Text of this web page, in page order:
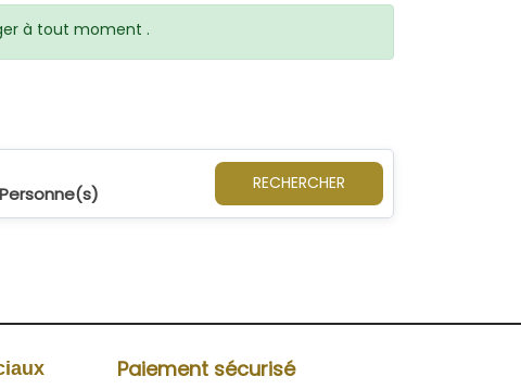
à tout moment .
Personne(s) RECHERCHER
Paiement sécurisé